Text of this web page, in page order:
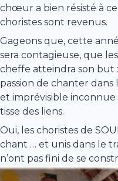
chœur a bien résisté à
choristes sont revenus.
Gageons que, cette
sera contagieuse, que
cheffe atteindra son but
passion de chanter
et imprévisible inconnue
tisse des liens.
Oui, les choristes de
chant … et unis dans le
n’ont pas fini de se